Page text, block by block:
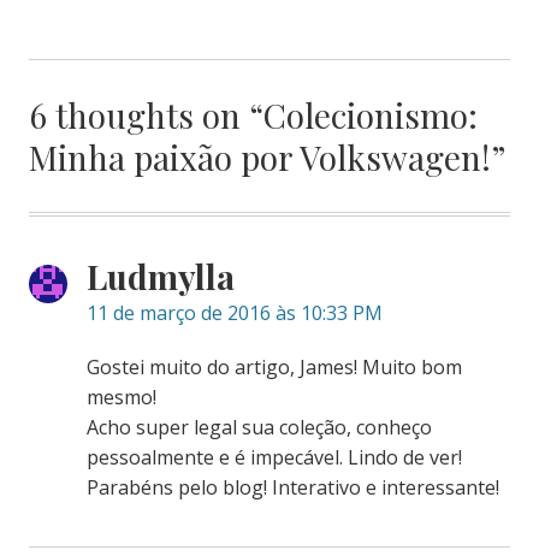
6 thoughts on “Colecionismo:
Minha paixão por Volkswagen!”
Ludmylla
11 de março de 2016 às 10:33 PM
Gostei muito do artigo, James! Muito bom
mesmo!
Acho super legal sua coleção, conheço
pessoalmente e é impecável. Lindo de ver!
Parabéns pelo blog! Interativo e interessante!